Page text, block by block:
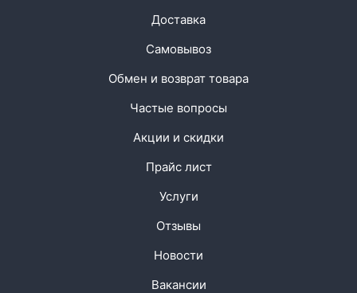
Доставка
Самовывоз
Обмен и возврат товара
Частые вопросы
Акции и скидки
Прайс лист
Услуги
Отзывы
Новости
Вакансии